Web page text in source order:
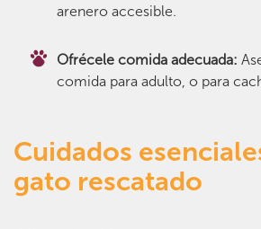
arenero accesible.
Ofrécele comida adecuada:
comida para adulto, o para
Cuidados
gato rescatado